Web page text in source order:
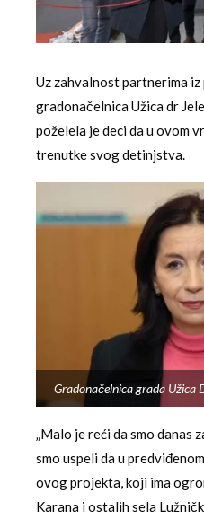
Uz zahvalnost partnerima iz
gradonačelnica Užica dr
poželela je deci da u ovom
trenutke svog detinjstva.
Gradonačelnica grada Užica
„Malo je reći da smo danas
smo uspeli da u
ovog projekta, koji ima
Karana i ostalih sela